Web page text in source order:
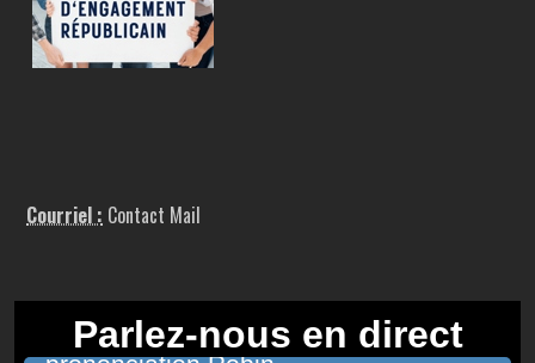
Courriel : Contact Mail